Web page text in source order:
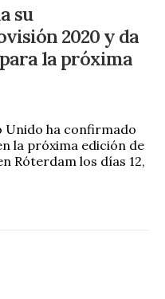
su
2020 y da
la próxima
Unido ha confirmado
la próxima edición de
Róterdam los días 12,